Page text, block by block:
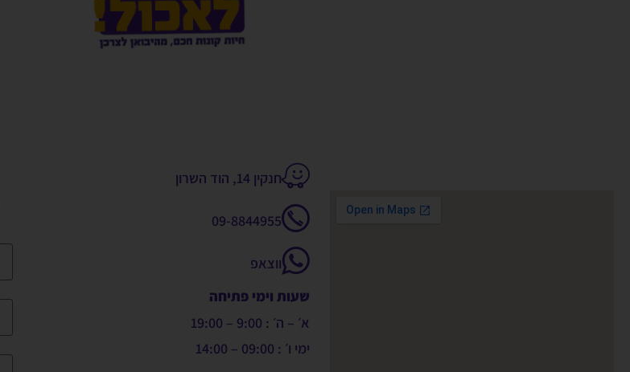
חנקין 14, הוד השרון
09-8844955
ווצאפ
שעות וימי פתיחה
א׳ – ה׳ : 9:00 – 19:00
ימי ו׳ : 09:00 – 14:00